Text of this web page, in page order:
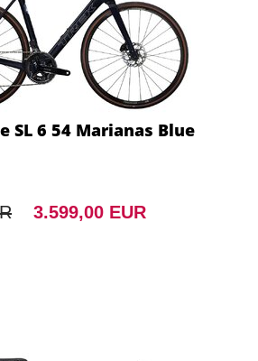
SL 6 54 Marianas Blue
3.599,00 EUR